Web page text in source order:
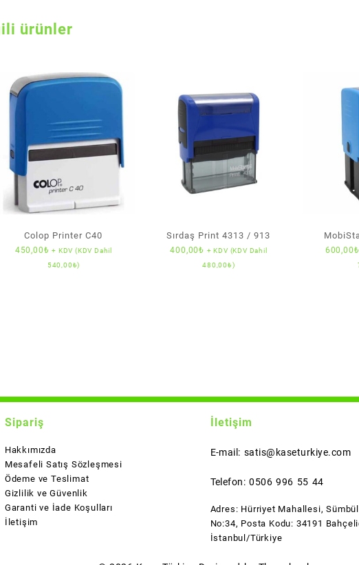
ürünler
Colop Printer C40
450,00₺ + KDV (KDV Dahil
540,00₺)
Sırdaş Print 4313 / 913
400,00₺ + KDV (KDV Dahil
480,00₺)
600,00₺
Sipariş
Hakkımızda
Mesafeli Satış Sözleşmesi
Ödeme ve Teslimat
Gizlilik ve Güvenlik
Garanti ve İade Koşulları
İletişim
İletişim
E-mail: satis@kaseturkiye.com
Telefon: 0506 996 55 44
Adres: Hürriyet Mahallesi,
No:34, Posta Kodu: 34191
İstanbul/Türkiye